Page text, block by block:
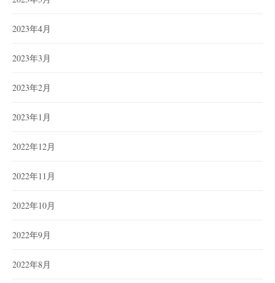
2023年4月
2023年3月
2023年2月
2023年1月
2022年12月
2022年11月
2022年10月
2022年9月
2022年8月